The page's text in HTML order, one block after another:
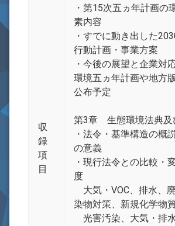
収
録
項
目
・第15次五ヵ年計画の
素内容
・すでに動き出した
行動計画・事業方案
・今後の展望と企業対
環境五ヵ年計画や地方
公布予定
第3章 生態環境法典及
・法令・基準構造の
の意義
・現行法令との比較・
度
大気・VOC、排水、
染物対策、新規化学物質
光害汚染、大気・排